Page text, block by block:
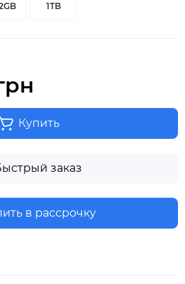
1TB
Купить
заказ
в рассрочку